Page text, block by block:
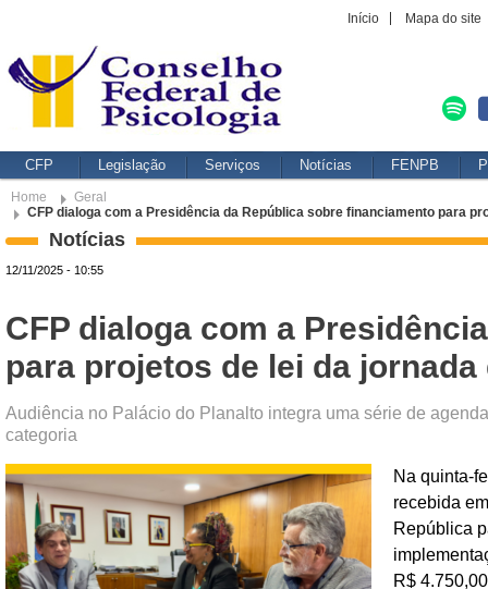
Início Mapa do site
CFP Legislação Serviços Notícias FENPB
Home
Geral
CFP dialoga com a Presidência da República sobre financiamento para
Notícias
12/11/2025 - 10:55
CFP dialoga com a
para projetos de lei da
Audiência no Palácio do Planalto integra uma série de
categoria
Na quinta-
recebida
República
R$